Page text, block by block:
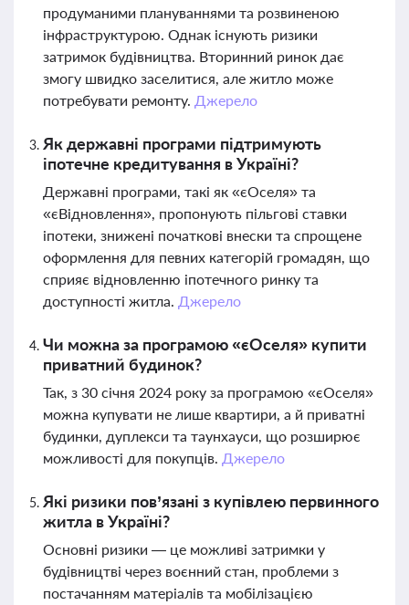
продуманими плануваннями та розвиненою
інфраструктурою. Однак існують ризики
затримок будівництва. Вторинний ринок дає
змогу швидко заселитися, але житло може
потребувати ремонту. Джерело
Як державні програми підтримують
іпотечне кредитування в Україні?
Державні програми, такі як «єОселя» та
«єВідновлення», пропонують пільгові ставки
іпотеки, знижені початкові внески та спрощене
оформлення для певних категорій громадян, що
сприяє відновленню іпотечного ринку та
доступності житла. Джерело
Чи можна за програмою «єОселя» купити
приватний будинок?
Так, з 30 січня 2024 року за програмою «єОселя»
можна купувати не лише квартири, а й приватні
будинки, дуплекси та таунхауси, що розширює
можливості для покупців. Джерело
Які ризики пов’язані з купівлею первинного
житла в Україні?
Основні ризики — це можливі затримки у
будівництві через воєнний стан, проблеми з
постачанням матеріалів та мобілізацією